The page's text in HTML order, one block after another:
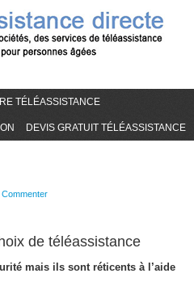
TÉLÉASSISTANCE
DEVIS GRATUIT TÉLÉASSISTANCE
Commenter
de téléassistance
mais ils sont réticents à l’aide